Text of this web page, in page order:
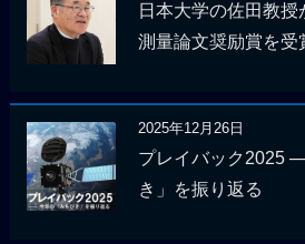
日本大学の佐田教
測量論文奨励賞を受
2025年12月26日
プレイバック2025
き」を振り返る